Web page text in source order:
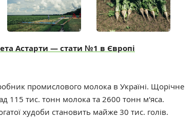
Астарти — стати №1 в Європі
промислового молока в Україні. Щорічне
115 тис. тонн молока та 2600 тонн м'яса.
худоби становить майже 30 тис. голів.